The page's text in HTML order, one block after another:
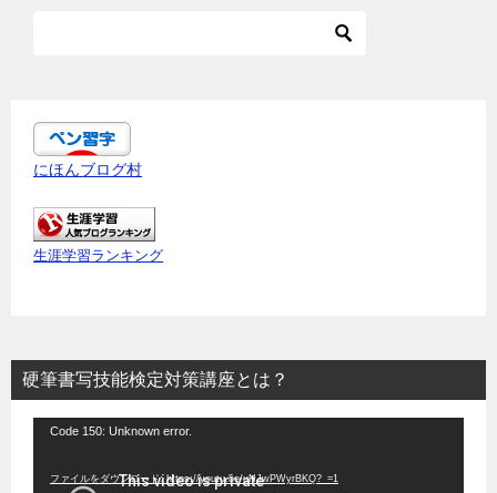
にほんブログ村
生涯学習ランキング
硬筆書写技能検定対策講座とは？
Code 150: Unknown error.
ファイルをダウンロード: https://youtu.be/uNJwPWyrBKQ?_=1